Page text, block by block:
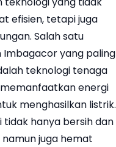
efisien, tetapi juga
Salah satu
Imbagacor yang paling
teknologi tenaga
energi
menghasilkan listrik.
tidak hanya bersih dan
juga hemat